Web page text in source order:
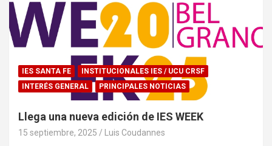
IES SANTA FE
INSTITUCIONALES IES / UCU CRSF
INTERÉS GENERAL
PRINCIPALES NOTICIAS
Llega una nueva edición de IES WEEK
15 septiembre, 2025 Luis Coudannes